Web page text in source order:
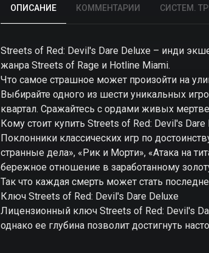
ОПИСАНИЕ КОММЕНТАРИИ СИСТЕМ.
Streets of Red: Devil's Dare Deluxe – инди
жанра Streets of Rage и Hotline Miami.
Что самое страшное может произойти на
Выбирайте одного из шести уникальных
квартал. Сражайтесь с ордами живых
Кому стоит купить Streets of Red: Devil's Dare
Поклонники классических игр по
странные дела», «Рик и Морти», «Атака на
бережное отношение в заработанному
Так что каждая смерть может стать
Ключ Streets of Red: Devil's Dare Deluxe
Лицензионный ключ Streets of Red: Devil's
однако ее глубина позволит достигнуть